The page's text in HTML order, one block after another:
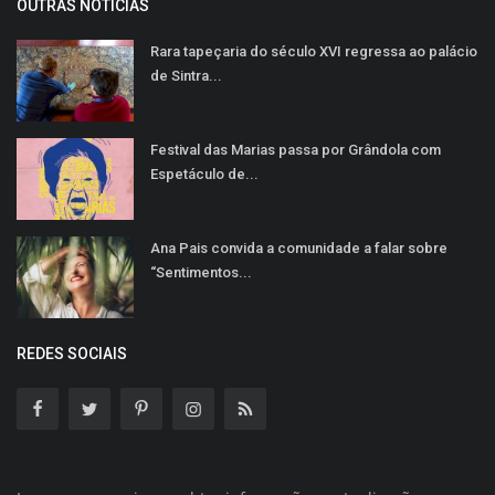
OUTRAS NOTÍCIAS
Rara tapeçaria do século XVI regressa ao palácio
de Sintra...
Festival das Marias passa por Grândola com
Espetáculo de...
Ana Pais convida a comunidade a falar sobre
“Sentimentos...
REDES SOCIAIS